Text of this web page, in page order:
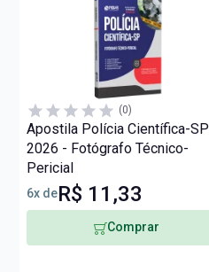
(0)
Apostila Polícia Científica-SP
2026 - Fotógrafo Técnico-
Pericial
6x deR$ 11,33
Comprar